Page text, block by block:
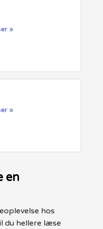
»
»
en
hos
du hellere læse